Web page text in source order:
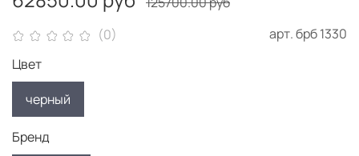
(0) арт.брб 1330
Цвет
черный
Бренд